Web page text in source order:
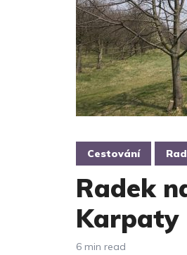
Cestování
Radek
Karpaty
6 min read